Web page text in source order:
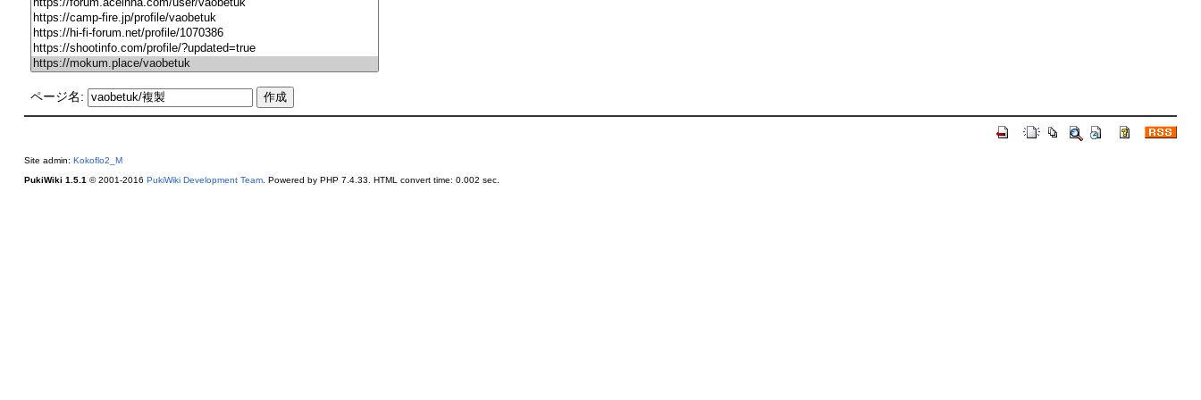
ページ名:
Site admin: Kokoflo2_M
PukiWiki 1.5.1 © 2001-2016 PukiWiki Development Team. Powered by PHP 7.4.33. HTML convert time: 0.002 sec.